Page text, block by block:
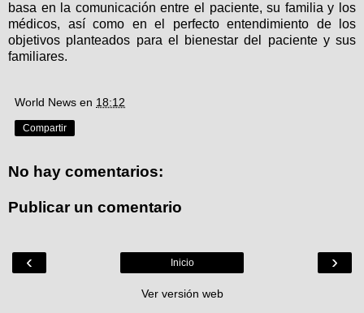
basa en la comunicación entre el paciente, su familia y los
médicos, así como en el perfecto entendimiento de los
objetivos planteados para el bienestar del paciente y sus
familiares.
World News en 18:12
Compartir
No hay comentarios:
Publicar un comentario
‹ ›
Inicio
Ver versión web